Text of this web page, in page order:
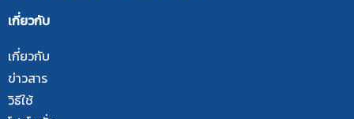
เกี่ยวกับ
เกี่ยวกับ
ข่าวสาร
วิธีใช้